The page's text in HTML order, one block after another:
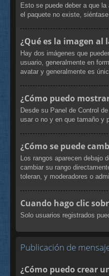
Esto se puede deber a que
el paquete no existe,
¿Qué es la imagen al
Hay dos imágenes que
usuario, generalmente en
avatar y generalmente es
¿Cómo puedo
Desde su Panel de Control
usar o no y en que tamaño y
¿Cómo se puede
Los rangos aparecen
cambiar su rango
toleran, y moderadores o
Cuando hago clic
Solo usuarios registrados
Publicación de
¿Cómo puedo crear